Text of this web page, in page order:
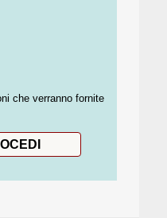
che verranno fornite